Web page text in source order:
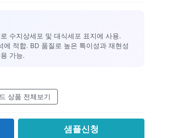
수지상세포 및 대식세포 표지에 사용.
적합. BD 품질로 높은 특이성과 재현성
가능.
상품 전체보기
샘플신청